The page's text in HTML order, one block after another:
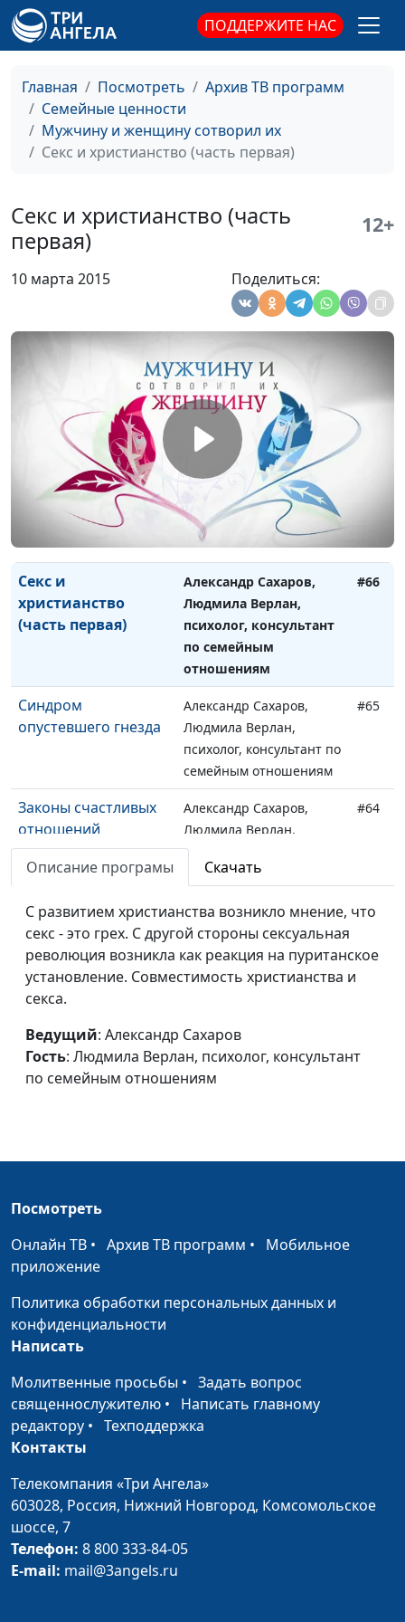
ПОДДЕРЖИТЕ НАС
Главная Посмотреть
Архив ТВ программ
Семейные ценности
Мужчину и женщину сотворил их
Секс и христианство (часть первая)
Секс и христианство (часть
первая)
12+
10 марта 2015 Поделиться:
Секс.
Положительные и
отрицательные
часть)
Людмила Верлан,
психолог, семейный
Секс.
Положительные и
часть)
Виталий Киссер,
Людмила Верлан,
Секс.
Положительные и
часть)
Людмила Верлан,
психолог, семейный
консультант
воспитание детей
Александр Сахаров,
Людмила Верлан,
психолог, консультант по
семейным отношениям
Секс и христианство
(часть вторая)
Александр Сахаров,
Людмила Верлан,
психолог, консультант по
семейным отношениям
Секс и
христианство
(часть первая)
Александр Сахаров,
Людмила Верлан,
психолог, консультант
по семейным
отношениям
#66
Синдром
опустевшего гнезда
Александр Сахаров,
Людмила Верлан,
психолог, консультант по
семейным отношениям
#65
Законы счастливых
отношений
Александр Сахаров,
Людмила Верлан,
психолог, консультант по
семейным отношениям
#64
Счастливый брак
(часть вторая)
Александр Сахаров,
Людмила Верлан,
психолог, консультант по
семейным отношениям
#63
(часть первая)
Людмила Верлан,
психолог, консультант по
семейным отношениям
(часть вторая)
психолог, консультант по
Особенности
современного брака
(часть первая)
Людмила Верлан,
Уважение к мужчине
(часть вторая)
семейным отношениям
Уважение к мужчине
(часть первая)
Александр Сахаров,
семейным отношениям
Потребности
мужчины (часть
вторая)
Людмила Верлан,
Описание програмы Скачать
С развитием христианства возникло мнение, что
секс - это грех. С другой стороны сексуальная
революция возникла как реакция на пуританское
установление. Совместимость христианства и
секса.
Ведущий: Александр Сахаров
Гость: Людмила Верлан, психолог, консультант
по семейным отношениям
Посмотреть
Онлайн ТВ • Архив ТВ программ • Мобильное
приложение
Политика обработки персональных данных и
конфиденциальности
Написать
Молитвенные просьбы • Задать вопрос
священнослужителю • Написать главному
редактору • Техподдержка
Контакты
Телекомпания «Три Ангела»
603028, Россия, Нижний Новгород, Комсомольское
шоссе, 7
Телефон: 8 800 333-84-05
E-mail: mail@3angels.ru